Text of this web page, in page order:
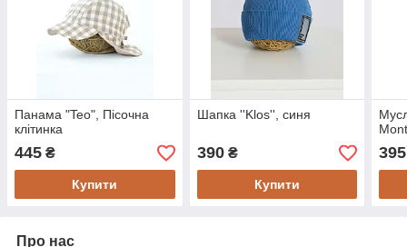
Панама "Teo", Пісочна
клітинка
445 ₴
Купити
Шапка ''Klos'', синя
390₴
Купити
395
Про нас